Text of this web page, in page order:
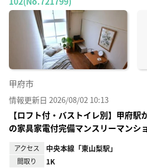
甲府市
情報更新日 2026/08/02 10:13
【ロフト付・バストイレ別】甲府駅
の家具家電付完備マンスリーマンシ
アクセス 中央本線「東山梨駅」
間取り 1K